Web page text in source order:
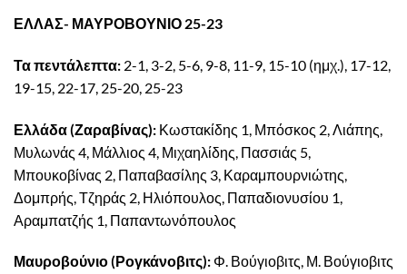
ΕΛΛΑΣ- ΜΑΥΡΟΒΟΥΝΙΟ 25-23
Τα πεντάλεπτα: 2-1, 3-2, 5-6, 9-8, 11-9, 15-10 (ημχ.), 17-12,
19-15, 22-17, 25-20, 25-23
Ελλάδα (Ζαραβίνας): Κωστακίδης 1, Μπόσκος 2, Λιάπης,
Μυλωνάς 4, Μάλλιος 4, Μιχαηλίδης, Πασσιάς 5,
Μπουκοβίνας 2, Παπαβασίλης 3, Καραμπουρνιώτης,
Δομπρής, Τζηράς 2, Ηλιόπουλος, Παπαδιονυσίου 1,
Αραμπατζής 1, Παπαντωνόπουλος
Μαυροβούνιο (Ρογκάνοβιτς): Φ. Βούγιοβιτς, Μ. Βούγιοβιτς